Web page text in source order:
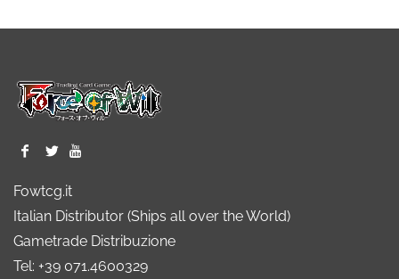
Fowtcg.it
Italian Distributor (Ships all over the World)
Gametrade Distribuzione
Tel: +39 071.4600329